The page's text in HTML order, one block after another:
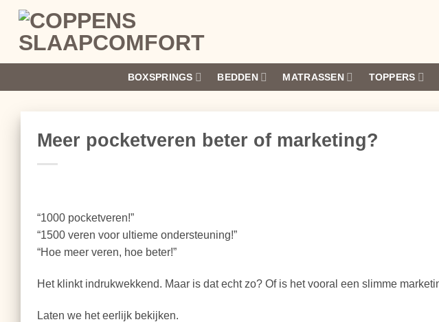
inhoud
BOXSPRINGS BEDDEN MATRASSEN TOPPERS
Meer pocketveren beter of marketing?
“1000 pocketveren!”
“1500 veren voor ultieme ondersteuning!”
“Hoe meer veren, hoe beter!”
Het klinkt indrukwekkend. Maar is dat echt zo? Of is het vooral een slimme
Laten we het eerlijk bekijken.